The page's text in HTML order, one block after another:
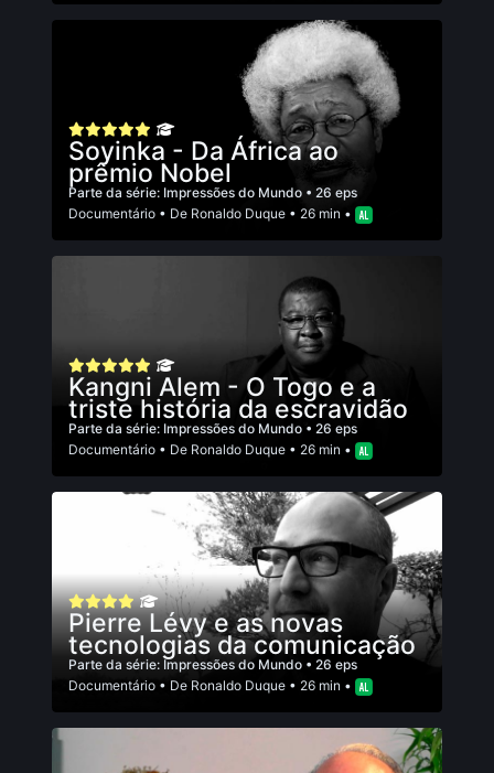
Soyinka - Da África ao
prêmio Nobel
Parte da série: Impressões do Mundo • 26 eps
Documentário • De Ronaldo Duque • 26 min •
Kangni Alem - O Togo e a
triste história da escravidão
Parte da série: Impressões do Mundo • 26 eps
Documentário • De Ronaldo Duque • 26 min •
Pierre Lévy e as novas
tecnologias da comunicação
Parte da série: Impressões do Mundo • 26 eps
Documentário • De Ronaldo Duque • 26 min •